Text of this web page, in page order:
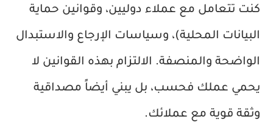
كنت تتعامل مع عملاء دوليين، وقوانين حماية
البيانات المحلية)، وسياسات الإرجاع والاستبدال
الواضحة والمنصفة. الالتزام بهذه القوانين لا
يحمي عملك فحسب، بل يبني أيضاً مصداقية
وثقة قوية مع عملائك.